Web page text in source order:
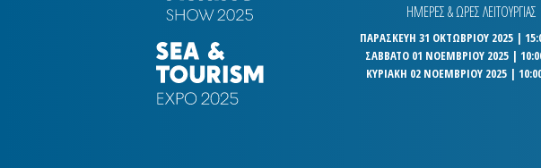
ΗΜΕΡΕΣ & ΩΡΕΣ ΛΕΙΤΟΥΡΓΙΑΣ
ΠΑΡΑΣΚΕΥΗ 31 ΟΚΤΩΒΡΙΟΥ 2025 |
ΣΑΒΒΑΤΟ 01 ΝΟΕΜΒΡΙΟΥ 2025 |
ΚΥΡΙΑΚΗ 02 ΝΟΕΜΒΡΙΟΥ 2025 |